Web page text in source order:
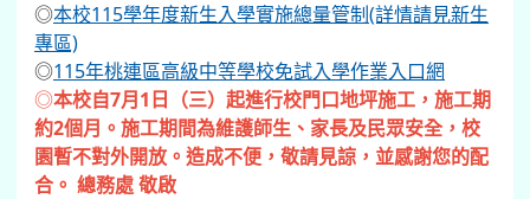
◎本校115學年度新生入學實施總量管制(詳情請見新生
專區)
◎115年桃連區高級中等學校免試入學作業入口網
◎本校自7月1日（三）起進行校門口地坪施工，施工期
約2個月。施工期間為維護師生、家長及民眾安全，校
園暫不對外開放。造成不便，敬請見諒，並感謝您的配
合。 總務處 敬啟